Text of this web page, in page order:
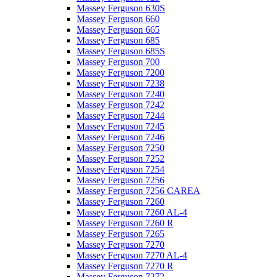
Massey Ferguson 630S
Massey Ferguson 660
Massey Ferguson 665
Massey Ferguson 685
Massey Ferguson 685S
Massey Ferguson 700
Massey Ferguson 7200
Massey Ferguson 7238
Massey Ferguson 7240
Massey Ferguson 7242
Massey Ferguson 7244
Massey Ferguson 7245
Massey Ferguson 7246
Massey Ferguson 7250
Massey Ferguson 7252
Massey Ferguson 7254
Massey Ferguson 7256
Massey Ferguson 7256 CAREA
Massey Ferguson 7260
Massey Ferguson 7260 AL-4
Massey Ferguson 7260 R
Massey Ferguson 7265
Massey Ferguson 7270
Massey Ferguson 7270 AL-4
Massey Ferguson 7270 R